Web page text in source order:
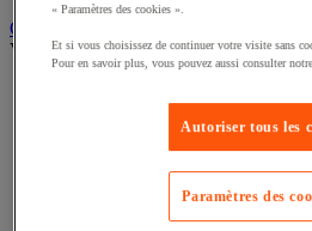
Convoyeur
Voir toute la catégorie
Convoyeur à rouleaux
Convoyeur extensible et mobile
Convoyeur motorisé à bande
Convoyeur pour palettes
Rail et barrette de manutention
« Paramètres des cookies ».
Et si vous choisissez de continuer votre visite sans
Pour en savoir plus, vous pouvez aussi consulter notre
Autoriser tous les
Paramètres des